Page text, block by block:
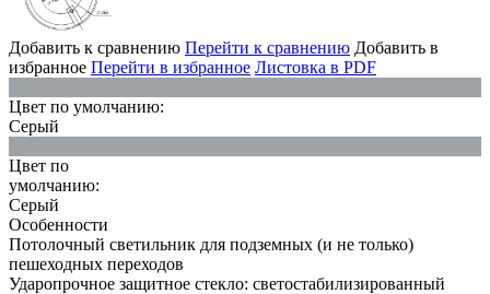
Добавить к сравнению Перейти к сравнению Добавить в
избранное Перейти в избранное Листовка в PDF
Цвет по умолчанию:
Серый
Цвет по
умолчанию:
Серый
Особенности
Потолочный светильник для подземных (и не только)
пешеходных переходов
Ударопрочное защитное стекло: светостабилизированный